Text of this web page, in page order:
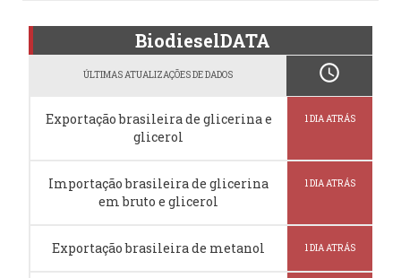
BiodieselDATA
ÚLTIMAS ATUALIZAÇÕES DE DADOS schedule
Exportação brasileira de glicerina e
glicerol
1 DIA ATRÁS
Importação brasileira de glicerina
em bruto e glicerol
1 DIA ATRÁS
Exportação brasileira de metanol 1 DIA ATRÁS